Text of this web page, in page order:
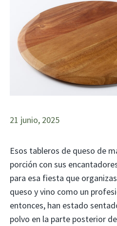
21 junio, 2025
Esos tableros de queso de
porción con sus
para esa fiesta que
queso y vino como un
entonces, han estado
polvo en la parte posterior